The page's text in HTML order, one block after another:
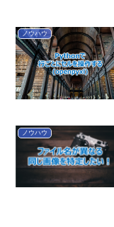
ノウハウ
ノウハウ